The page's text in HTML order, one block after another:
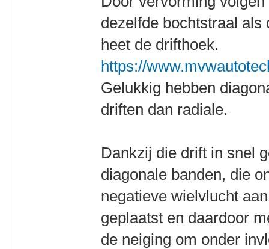
dezelfde bochtstraal als
heet de drifthoek.
https://
Gelukkig hebben
driften dan radiale.
Dankzij die drift in snel
diagonale banden, die
negatieve wielvlucht
geplaatst en daardoor
de neiging om onder